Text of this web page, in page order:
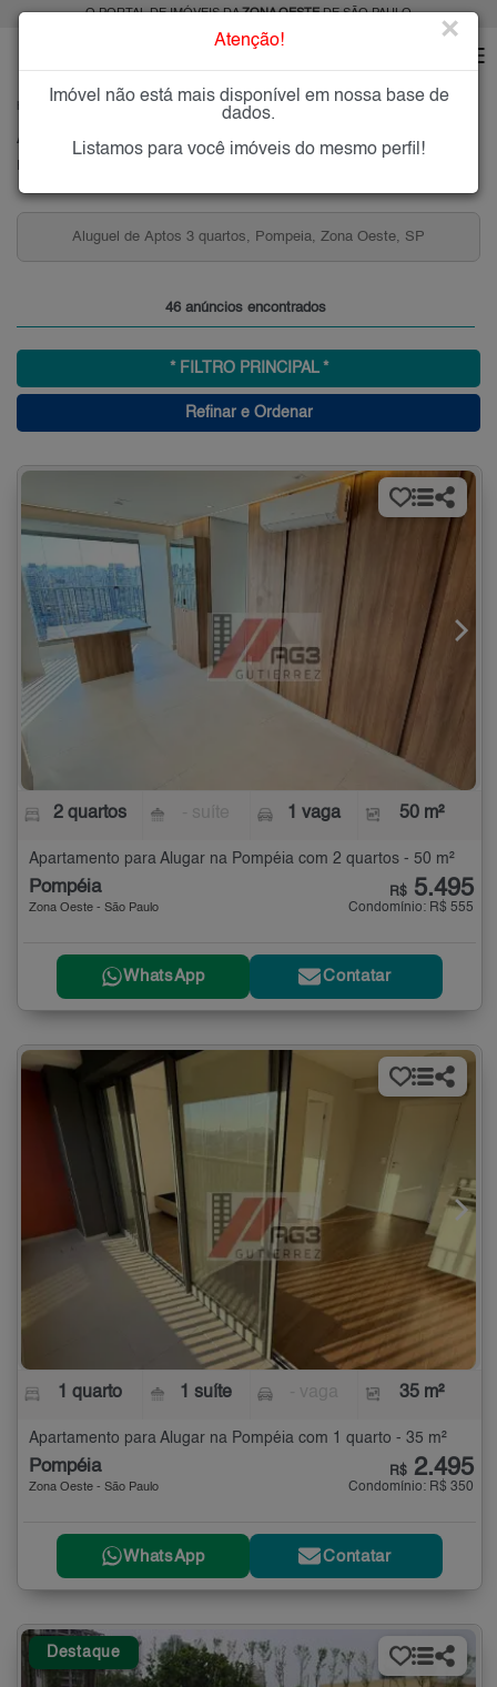
O PORTAL DE IMÓVEIS DAZONA OESTEDE SÃO PAULO
POMPÉIA
Alugar Imóveis na Pompéia, Zona Oeste de São Paulo
Aluguel de Aptos 3 quartos, Pompeia, Zona Oeste, SP
46 anúncios encontrados
* FILTRO PRINCIPAL *
Refinar e Ordenar
2 quartos 1 vaga 50 m²
Apartamento para Alugar na Pompéia com 2 quartos - 50 m²
Pompéia
Zona Oeste - São Paulo
R$ 5.495
Condomínio: R$ 555
WhatsApp Contatar
1 quarto 1 suíte 35 m²
Apartamento para Alugar na Pompéia com 1 quarto - 35 m²
Pompéia
Zona Oeste - São Paulo
R$ 2.495
Condomínio: R$ 350
WhatsApp Contatar
Destaque
Atenção! ×
Imóvel não está mais disponível em nossa base de
dados.
Listamos para você imóveis do mesmo perfil!